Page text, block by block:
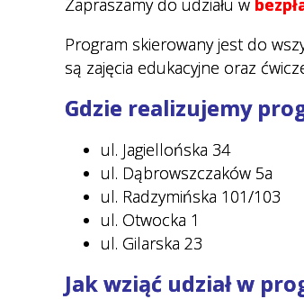
Regulamin organizacyjny
Cennik usług medycznych
Nocna i Świąteczna Opieka
Zdrowotna
Transport sanitarny
Deklaracja wyboru lekarza
Ewuś
Wykaz dokumentów
potwierdzających prawo do
ze środków publicznych.
Zapraszamy do udziału w
Program skierowany jest do
są zajęcia edukacyjne oraz
Gdzie realizujemy
ul. Jagiellońska 34
ul. Dąbrowszczaków 5a
ul. Radzymińska 101/103
ul. Otwocka 1
ul. Gilarska 23
Jak wziąć udział w